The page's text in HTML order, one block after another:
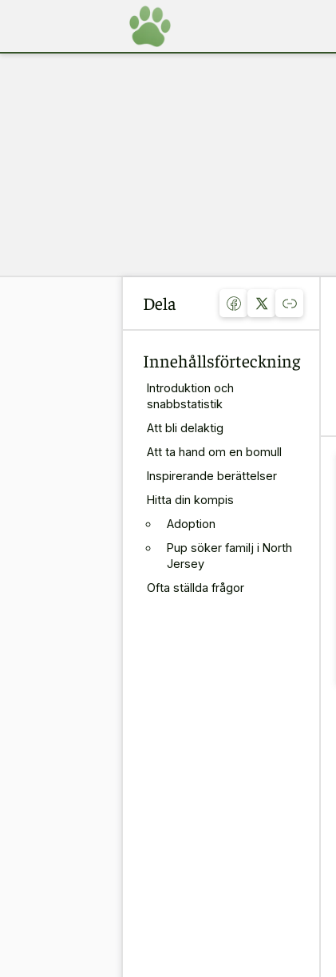
Dela
Innehållsförteckning
Introduktion och
snabbstatistik
Att bli delaktig
Att ta hand om en bomull
Inspirerande berättelser
Hitta din kompis
Adoption
Pup söker familj i North
Jersey
Ofta ställda frågor